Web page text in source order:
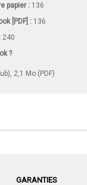
papier: 136
[PDF] : 136
240
?
2,1 Mo (PDF)
GARANTIES